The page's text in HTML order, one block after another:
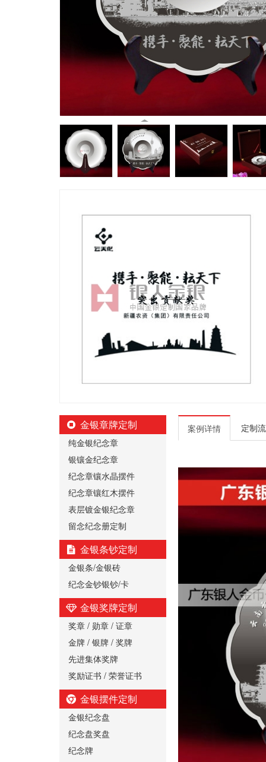
金银章牌定制
纯金银纪念章
银镶金纪念章
纪念章镶水晶摆件
纪念章镶红木摆件
表层镀金银纪念章
留念纪念册定制
金银条钞定制
金银条/金银砖
纪念金钞银钞/卡
金银奖牌定制
奖章 / 勋章 / 证章
金牌 / 银牌 / 奖牌
先进集体奖牌
奖励证书 / 荣誉证书
金银摆件定制
金银纪念盘
纪念盘奖盘
纪念牌
案例详情 定制